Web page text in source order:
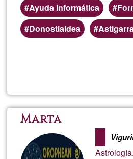
Ayuda informática
Donostialdea
Marta
Astrología.